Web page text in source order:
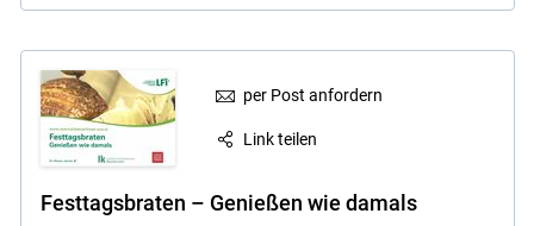
per Post anfordern
Link teilen
Festtagsbraten – Genießen wie damals